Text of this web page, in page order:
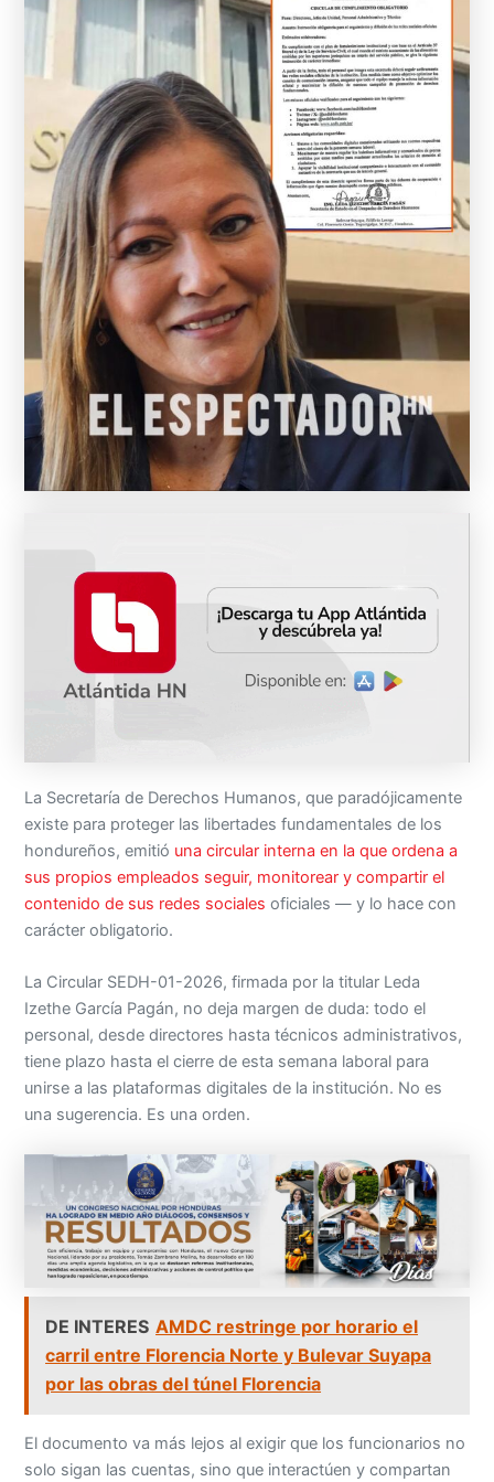
La Secretaría de Derechos Humanos, que paradójicamente
existe para proteger las libertades fundamentales de los
hondureños, emitió una circular interna en la que ordena a
sus propios empleados seguir, monitorear y compartir el
contenido de sus redes sociales oficiales — y lo hace con
carácter obligatorio.
La Circular SEDH-01-2026, firmada por la titular Leda
Izethe García Pagán, no deja margen de duda: todo el
personal, desde directores hasta técnicos administrativos,
tiene plazo hasta el cierre de esta semana laboral para
unirse a las plataformas digitales de la institución. No es
una sugerencia. Es una orden.
DE INTERES AMDC restringe por horario el
carril entre Florencia Norte y Bulevar Suyapa
por las obras del túnel Florencia
El documento va más lejos al exigir que los funcionarios no
solo sigan las cuentas, sino que interactúen y compartan